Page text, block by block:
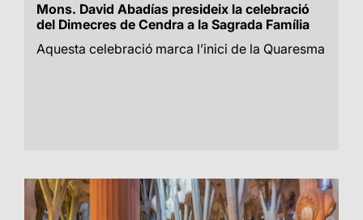
Mons. David Abadías presideix la celebració
del Dimecres de Cendra a la Sagrada Família
Aquesta celebració marca l’inici de la Quaresma